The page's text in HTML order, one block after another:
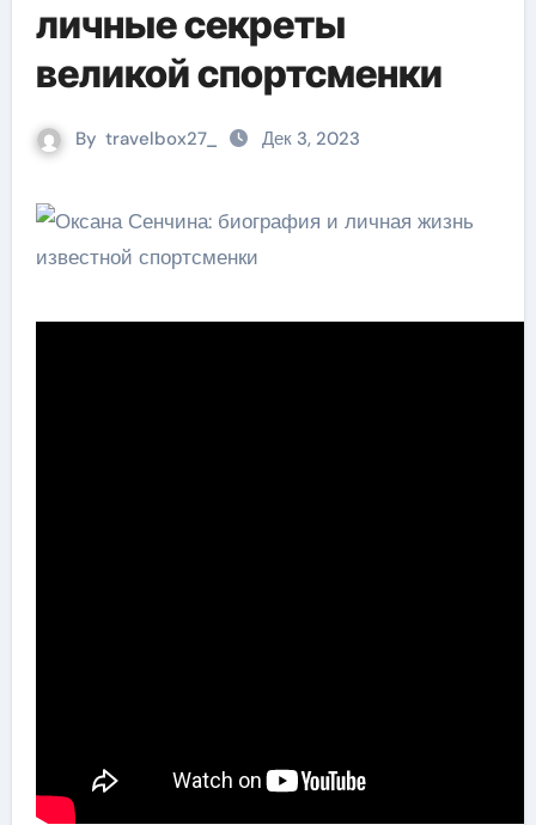
личные секреты
великой спортсменки
By travelbox27_ Дек 3, 2023